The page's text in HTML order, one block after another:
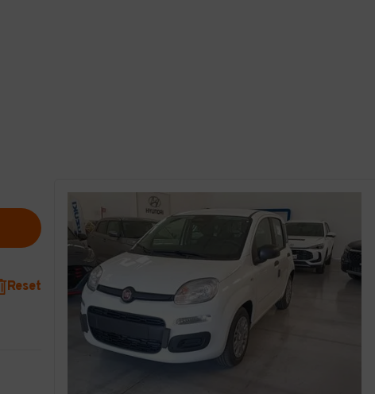
Reset